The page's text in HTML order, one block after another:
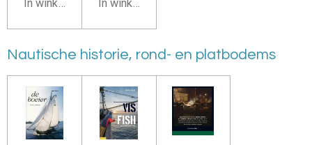
In winkelwagen In winkelwagen
Nautische historie, rond- en platbodems